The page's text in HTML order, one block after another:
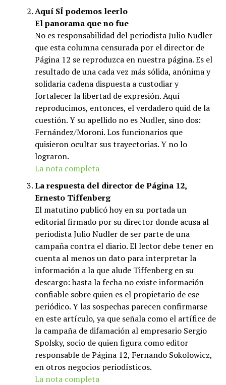
Aquí SÍ podemos leerlo
El panorama que no fue
No es responsabilidad del periodista Julio Nudler
que esta columna censurada por el director de
Página 12 se reproduzca en nuestra página. Es el
resultado de una cada vez más sólida, anónima y
solidaria cadena dispuesta a custodiar y
fortalecer la libertad de expresión. Aquí
reproducimos, entonces, el verdadero quid de la
cuestión. Y su apellido no es Nudler, sino dos:
Fernández/Moroni. Los funcionarios que
quisieron ocultar sus trayectorias. Y no lo
lograron.
La nota completa
La respuesta del director de Página 12,
Ernesto Tiffenberg
El matutino publicó hoy en su portada un
editorial firmado por su director donde acusa al
periodista Julio Nudler de ser parte de una
campaña contra el diario. El lector debe tener en
cuenta al menos un dato para interpretar la
información a la que alude Tiffenberg en su
descargo: hasta la fecha no existe información
confiable sobre quien es el propietario de ese
periódico. Y las sospechas parecen confirmarse
en este artículo, ya que señala como el artífice de
la campaña de difamación al empresario Sergio
Spolsky, socio de quien figura como editor
responsable de Página 12, Fernando Sokolowicz,
en otros negocios periodísticos.
La nota completa